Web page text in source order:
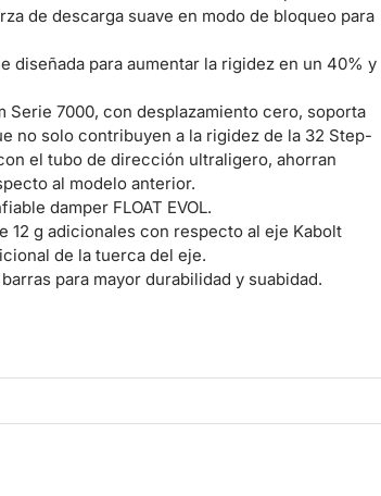
de descarga suave en modo de bloqueo para
diseñada para aumentar la rigidez en un 40% y
Serie 7000, con desplazamiento cero, soporta
no solo contribuyen a la rigidez de la 32 Step-
el tubo de dirección ultraligero, ahorran
al modelo anterior.
damper FLOAT EVOL.
12 g adicionales con respecto al eje Kabolt
de la tuerca del eje.
para mayor durabilidad y suabidad.